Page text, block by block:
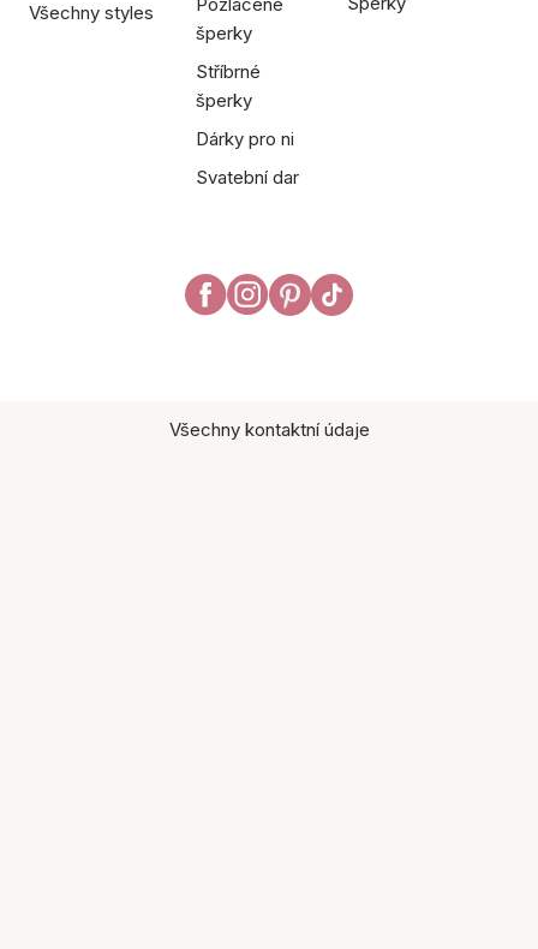
Všechny styles
šperky
Stříbrné
šperky
Dárky pro ni
Svatební dar
Všechny kontaktní údaje